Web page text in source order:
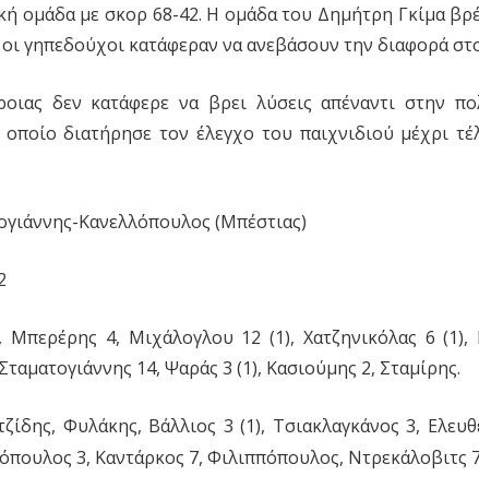
ομάδα με σκορ 68-42. Η ομάδα του Δημήτρη Γκίμα
γηπεδούχοι κατάφεραν να ανεβάσουν την διαφορά
δεν κατάφερε να βρει λύσεις απέναντι στην
διατήρησε τον έλεγχο του παιχνιδιού μέχρι
Κανελλόπουλος (Μπέστιας)
Μπερέρης 4, Μιχάλογλου 12 (1), Χατζηνικόλας 6 (1),
14, Ψαράς 3 (1), Κασιούμης 2, Σταμίρης.
Φυλάκης, Βάλλιος 3 (1), Τσιακλαγκάνος 3,
3, Καντάρκος 7, Φιλιππόπουλος, Ντρεκάλοβιτς